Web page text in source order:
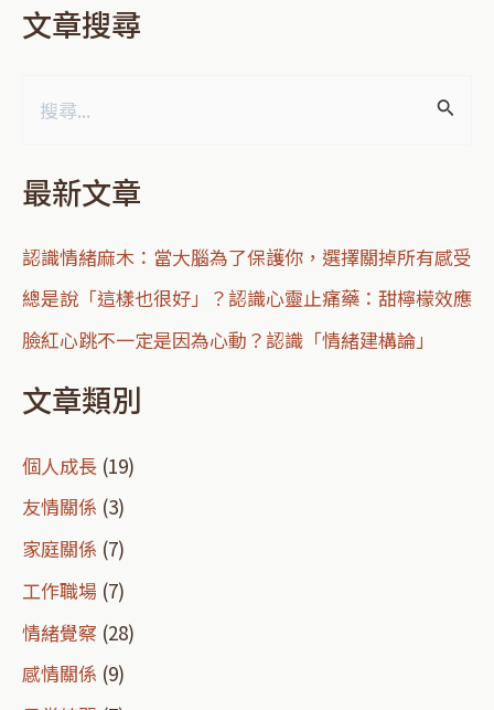
文章搜尋
關
字
:
最新文章
認識情緒麻木：當大腦為了保護你，選擇關掉所有感受
總是說「這樣也很好」？認識心靈止痛藥：甜檸檬效應
臉紅心跳不一定是因為心動？認識「情緒建構論」
文章類別
個人成長 (19)
友情關係 (3)
家庭關係 (7)
工作職場 (7)
情緒覺察 (28)
感情關係 (9)